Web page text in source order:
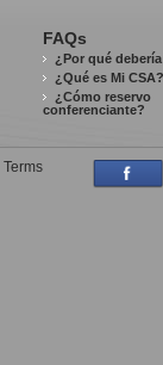
FAQs
¿Por qué
¿Qué es Mi CSA?
¿Cómo reservo
conferenciante?
Terms